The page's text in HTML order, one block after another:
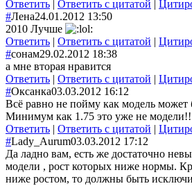
Ответить | Ответить с цитатой |
#Лена24.01.2012 13:50
2010 Лучше
Ответить | Ответить с цитатой |
#сонам29.02.2012 18:38
а мне вторая нравится
Ответить | Ответить с цитатой |
#Оксанка03.03.2012 16:12
Всё равно не пойму как модель может
Минимум как 1.75 это уже не модели!!
Ответить | Ответить с цитатой |
#Lady_Aurum03.03.2012 17:12
Да ладно вам, есть же достаточно
модели , рост которых ниже нормы.
ниже ростом, то должны быть